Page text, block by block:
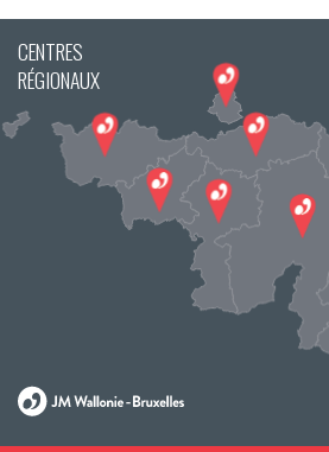
CENTRES
RÉGIONAUX